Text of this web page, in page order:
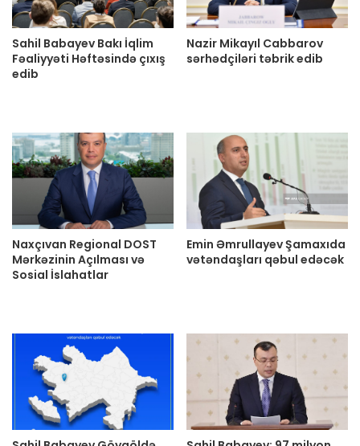
Sahil Babayev Bakı İqlim
Fəaliyyəti Həftəsində çıxış
edib
Nazir Mikayıl Cabbarov
sərhədçiləri təbrik edib
Naxçıvan Regional DOST
Mərkəzinin Açılması və
Sosial İslahatlar
Emin Əmrullayev Şamaxıda
vətəndaşları qəbul edəcək